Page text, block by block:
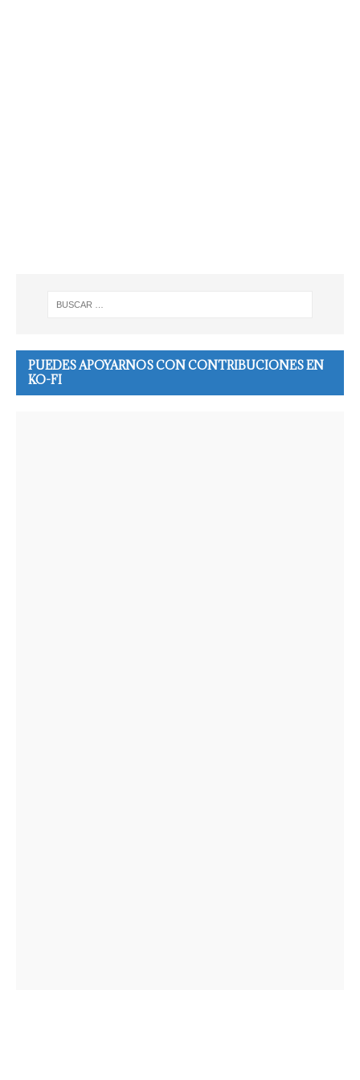
PUEDES APOYARNOS CON CONTRIBUCIONES EN
KO-FI